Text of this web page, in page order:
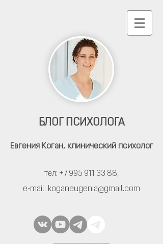
БЛОГ ПСИХОЛОГА
тел: +7 995 911 33 88,
e-mail: koganeugenia@gmail.com
Евгения Коган, клинический психолог